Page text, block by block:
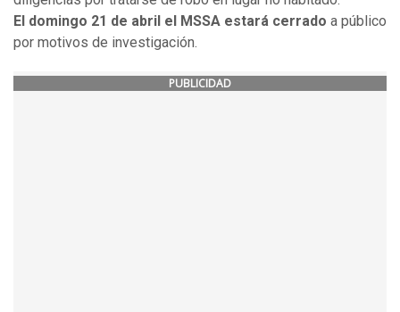
El domingo 21 de abril el MSSA estará cerrado a público
por motivos de investigación.
PUBLICIDAD